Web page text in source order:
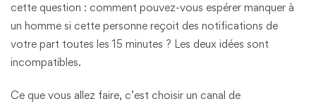
cette question : comment pouvez-vous espérer manquer à
un homme si cette personne reçoit des notifications de
votre part toutes les 15 minutes ? Les deux idées sont
incompatibles.
Ce que vous allez faire, c’est choisir un canal de